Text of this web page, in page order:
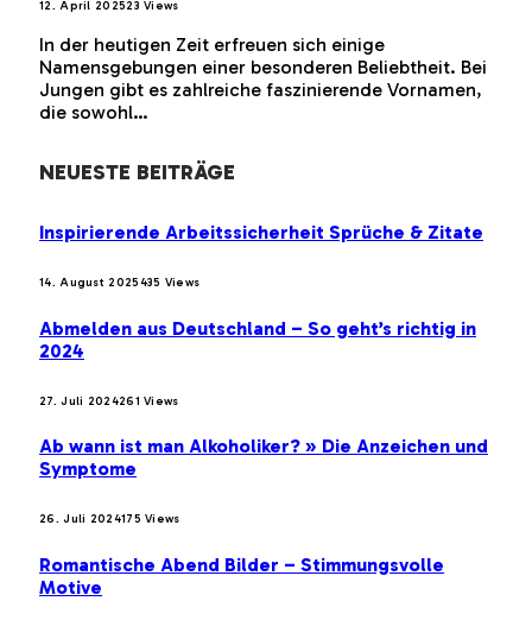
12. April 202523Views
In der heutigen Zeit erfreuen sich einige
Namensgebungen einer besonderen Beliebtheit. Bei
Jungen gibt es zahlreiche faszinierende Vornamen,
die sowohl…
NEUESTE BEITRÄGE
Inspirierende Arbeitssicherheit Sprüche & Zitate
14. August 2025435 Views
Abmelden aus Deutschland – So geht’s richtig in
2024
27. Juli 2024261Views
Ab wann ist man Alkoholiker? » Die Anzeichen und
Symptome
26. Juli 2024175Views
Romantische Abend Bilder – Stimmungsvolle
Motive